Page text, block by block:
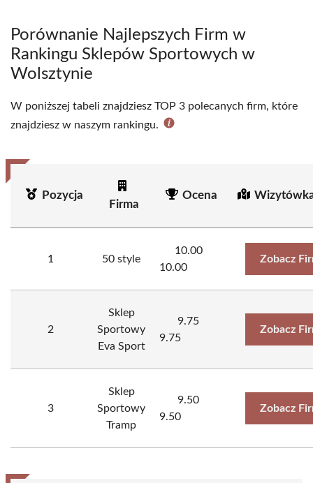
Porównanie Najlepszych Firm w
Rankingu Sklepów Sportowych w
Wolsztynie
W poniższej tabeli znajdziesz TOP 3 polecanych firm, które
znajdziesz w naszym rankingu.
Pozycja
Firma
Ocena
1 50 style
10.00
10.00
Zobacz
2
Sklep
Sportowy
Eva Sport
9.75
9.75
Zobacz
3
Sklep
Sportowy
Tramp
9.50
9.50
Zobacz